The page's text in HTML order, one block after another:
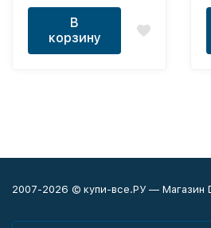
В
корзину
2007-2026 © купи-все.РУ — Магазин